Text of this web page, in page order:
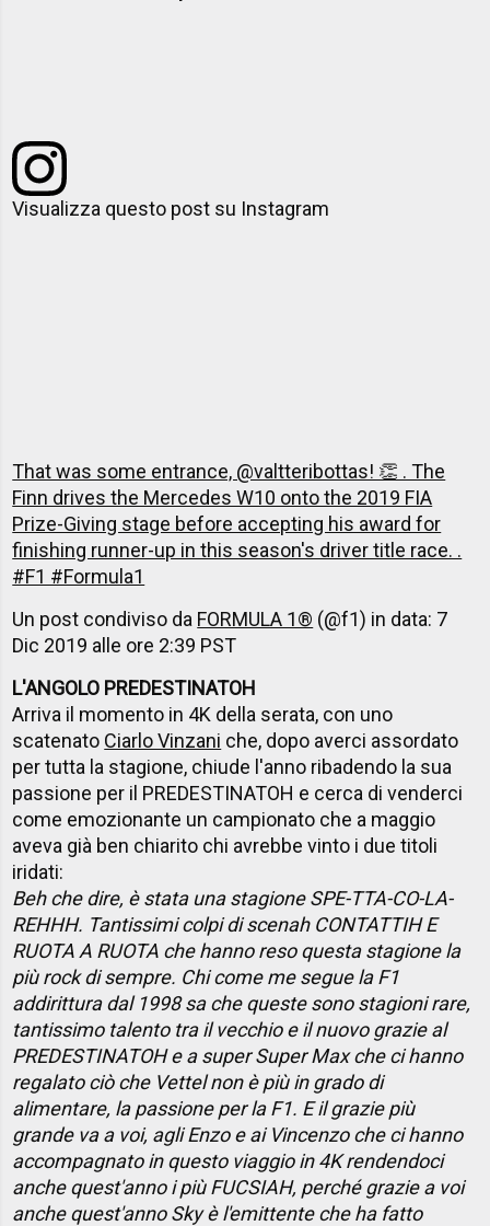
Visualizza questo post su Instagram
That was some entrance, @valtteribottas! 👏 . The
Finn drives the Mercedes W10 onto the 2019 FIA
Prize-Giving stage before accepting his award for
finishing runner-up in this season's driver title race. .
#F1 #Formula1
Un post condiviso da FORMULA 1® (@f1) in data: 7
Dic 2019 alle ore 2:39 PST
L'ANGOLO PREDESTINATOH
Arriva il momento in 4K della serata, con uno
scatenato Ciarlo Vinzani che, dopo averci assordato
per tutta la stagione, chiude l'anno ribadendo la sua
passione per il PREDESTINATOH e cerca di venderci
come emozionante un campionato che a maggio
aveva già ben chiarito chi avrebbe vinto i due titoli
iridati:
Beh che dire, è stata una stagione SPE-TTA-CO-LA-
REHHH. Tantissimi colpi di scenah CONTATTIH E
RUOTA A RUOTA che hanno reso questa stagione la
più rock di sempre. Chi come me segue la F1
addirittura dal 1998 sa che queste sono stagioni rare,
tantissimo talento tra il vecchio e il nuovo grazie al
PREDESTINATOH e a super Super Max che ci hanno
regalato ciò che Vettel non è più in grado di
alimentare, la passione per la F1. E il grazie più
grande va a voi, agli Enzo e ai Vincenzo che ci hanno
accompagnato in questo viaggio in 4K rendendoci
anche quest'anno i più FUCSIAH, perché grazie a voi
anche quest'anno Sky è l'emittente che ha fatto